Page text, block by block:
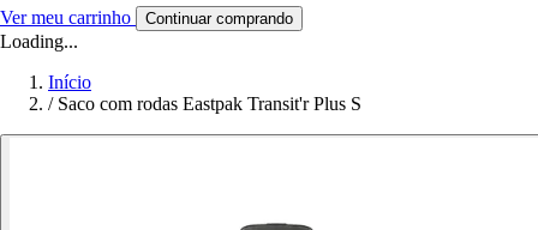
Ver meu carrinho Continuar comprando
Loading...
Início
/ Saco com rodas Eastpak Transit'r Plus S